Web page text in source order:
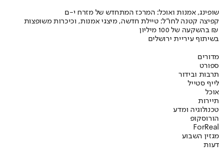
שופינג, אמנות ואוכל: המרכז המתחדש של מזרח י-ם
קפיצה קטנה לחו"ל: טיילת חדשה, מיצגי אמנות, וכיכרות משופצות
בהשקעה של 100 מיליון ₪
בשיתוף עיריית ירושלים
מדורים
ספורט
תרבות ובידור
לייף סטייל
אוכל
תיירות
טכנולוגיה ומדע
הורוסקופ
ForReal
מגזין השבוע
דעות